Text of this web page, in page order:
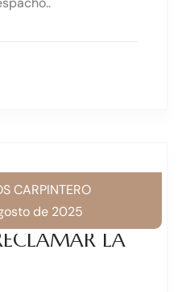
LA
CARPINTERO
de 2025